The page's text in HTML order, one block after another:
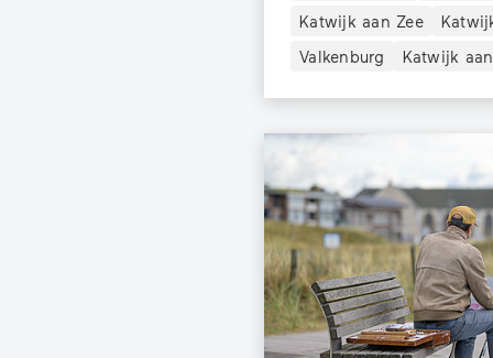
Katwijk aan Zee
Valkenburg
Katwijk